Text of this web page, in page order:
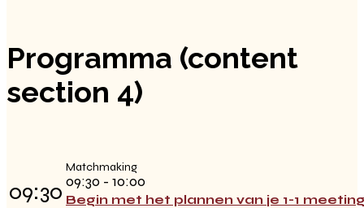
Programma (content
section 4)
09:30
Matchmaking
09:30 - 10:00
Begin met het plannen van je 1-1